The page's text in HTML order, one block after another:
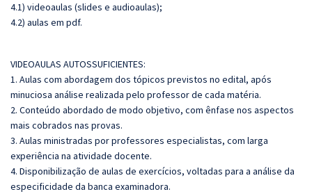
4.1) videoaulas (slides e audioaulas);
4.2) aulas em pdf.
VIDEOAULAS AUTOSSUFICIENTES:
1. Aulas com abordagem dos tópicos previstos no edital, após
minuciosa análise realizada pelo professor de cada matéria.
2. Conteúdo abordado de modo objetivo, com ênfase nos aspectos
mais cobrados nas provas.
3. Aulas ministradas por professores especialistas, com larga
experiência na atividade docente.
4. Disponibilização de aulas de exercícios, voltadas para a análise da
especificidade da banca examinadora.